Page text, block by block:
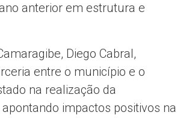
anterior em estrutura e
Diego Cabral,
entre o município e o
na realização da
impactos positivos na